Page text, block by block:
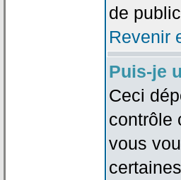
de
Revenir
Puis-je
Ceci
contrôle
vous